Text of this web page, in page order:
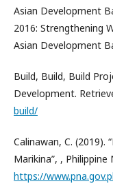
Asian Development
2016: Strengthening
Asian Development
Build, Build, Build
Development.
build/
Calinawan, C. (2019).
Marikina”, ,
https://